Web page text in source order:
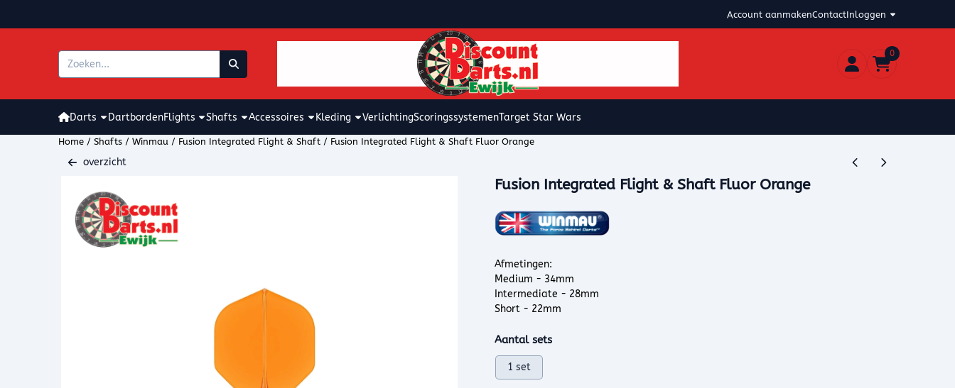
Account aanmakenContactInloggen
Zoeken 0
Darts DartbordenFlights Shafts Accessoires Kleding VerlichtingScoringssystemenTarget Star Wars
Home / Shafts / Winmau / Fusion Integrated Flight & Shaft / Fusion Integrated Flight & Shaft Fluor Orange
overzicht
Fusion Integrated Flight & Shaft Fluor Orange
Afmetingen:
Medium - 34mm
Intermediate - 28mm
Short - 22mm
Maak een keuze voor
Aantal sets
1 set